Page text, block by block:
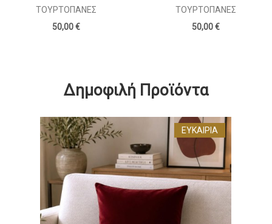
ΤΟΥΡΤΌΠΑΝΕΣ
50,00 €
ΤΟΥΡΤΌΠΑΝΕΣ
50,00 €
Δημοφιλή Προϊόντα
ΕΥΚΑΙΡΊΑ